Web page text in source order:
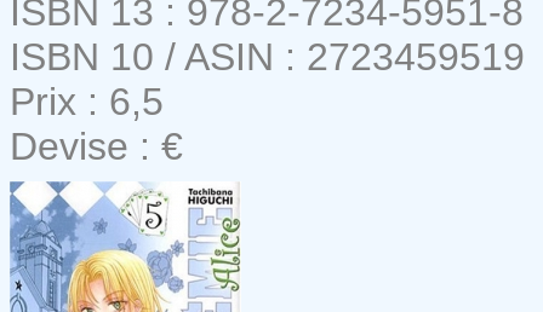
ISBN 13 : 978-2-7234-5951-8
ISBN 10 / ASIN : 2723459519
Prix : 6,5
Devise : €